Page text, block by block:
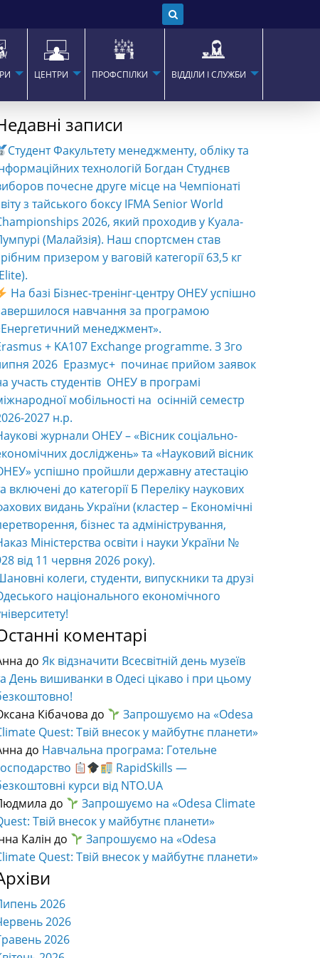
ЦЕНТРИ ПРОФСПІЛКИ ВІДДІЛИ І СЛУЖБИ
записи
Студент Факультету менеджменту, обліку та
технологій Богдан Студнєв
почесне друге місце на Чемпіонаті
з тайського боксу IFMA Senior World
2026, який проходив у Куала-
(Малайзія). Наш спортсмен став
призером у ваговій категорії 63,5 кг
На базі Бізнес-тренінг-центру ОНЕУ успішно
навчання за програмою
менеджмент».
+ KA107 Exchange programme. З 3го
2026 Еразмус+ починає прийом заявок
участь студентів ОНЕУ в програмі
мобільності на осінній семестр
2027 н.р.
журнали ОНЕУ – «Вісник соціально-
досліджень» та «Науковий вісник
успішно пройшли державну атестацію
включені до категорії Б Переліку наукових
видань України (кластер – Економічні
бізнес та адміністрування,
Міністерства освіти і науки України №
від 11 червня 2026 року).
колеги, студенти, випускники та друзі
національного економічного
коментарі
доЯк відзначити Всесвітній день музеїв
День вишиванки в Одесі цікаво і при цьому
Кібачова до
Запрошуємо на «Odesa
Quest: Твій внесок у майбутнє планети»
до Навчальна програма: Готельне
RapidSkills —
курси від NTO.UA
до
Запрошуємо на «Odesa Climate
Твій внесок у майбутнє планети»
Калін до
Запрошуємо на «Odesa
Quest: Твій внесок у майбутнє планети»
2026
2026
2026